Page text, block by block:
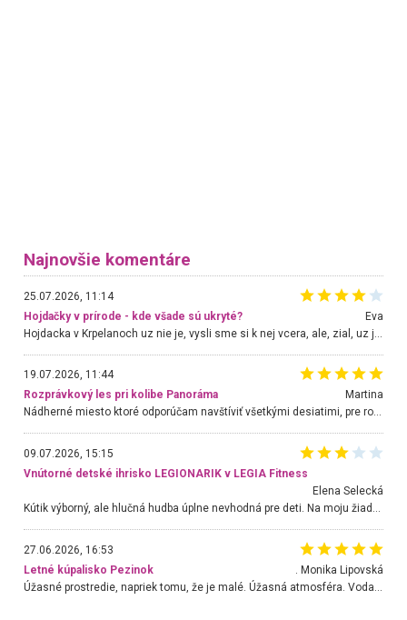
Najnovšie komentáre
25.07.2026, 11:14
Hojdačky v prírode - kde všade sú ukryté?
Eva
19.07.2026, 11:44
Rozprávkový les pri kolibe Panoráma
Martina
Nádherné miesto ktoré odporúčam navštíviť všetkými desiatimi, pre rodiny s deťmi, dôchodcom... Proste a jednoducho ozaj rozprávkový les.. určite ešte prídeme. Odniesli sme si na pamiatku krásne tričká,
09.07.2026, 15:15
Vnútorné detské ihrisko LEGIONARIK v LEGIA Fitness
Elena Selecká
Kútik výborný, ale hlučná hudba úplne nevhodná pre deti. Na moju žiadosť o aspoň sušenie nereagovali.
27.06.2026, 16:53
Letné kúpalisko Pezinok
. Monika Lipovská